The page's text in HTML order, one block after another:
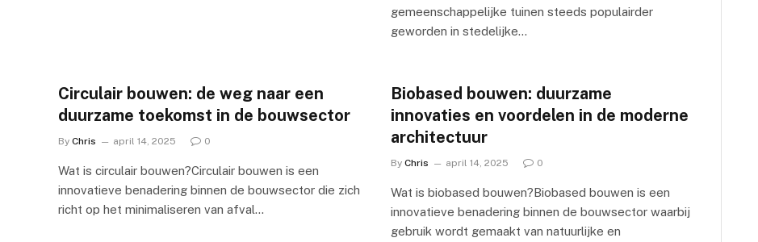
gemeenschappelijke tuinen steeds populairder
geworden in stedelijke…
Circulair bouwen: de weg naar een
duurzame toekomst in de bouwsector
By Chris april 14, 2025 0
Wat is circulair bouwen?Circulair bouwen is een
innovatieve benadering binnen de bouwsector die zich
richt op het minimaliseren van afval…
Biobased bouwen: duurzame
innovaties en voordelen in de moderne
architectuur
By Chris april 14, 2025 0
Wat is biobased bouwen?Biobased bouwen is een
innovatieve benadering binnen de bouwsector waarbij
gebruik wordt gemaakt van natuurlijke en